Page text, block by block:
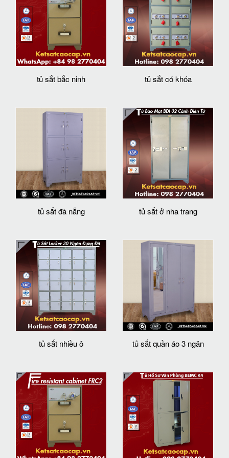
tủ sắt bắc ninh tủ sắt có khóa
tủ sắt đà nẵng tủ sắt ở nha trang
tủ sắt nhiều ô tủ sắt quần áo 3 ngăn